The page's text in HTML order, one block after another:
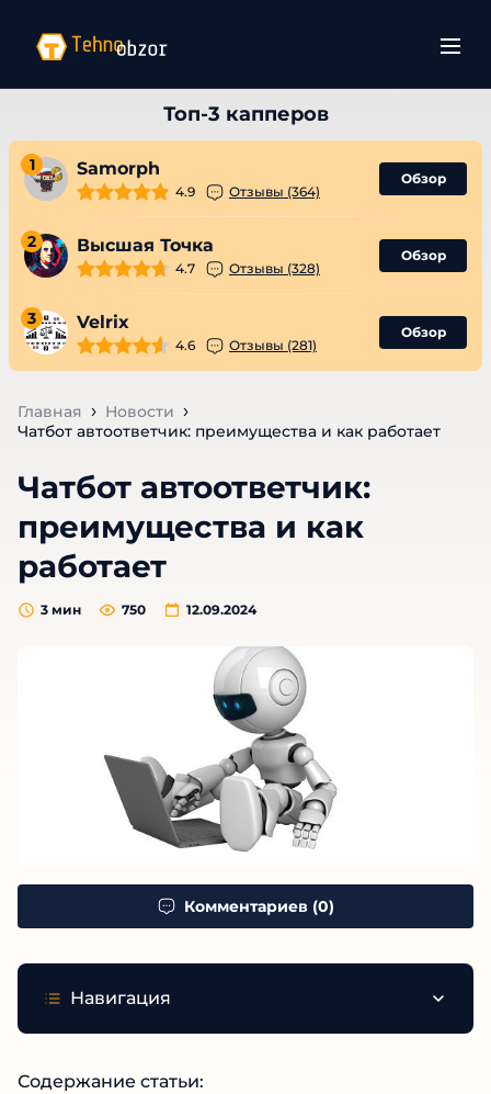
1 Samorph
4.9 Отзывы (364)
Обзор
2 Высшая Точка
4.7 Отзывы (328)
Обзор
3 Velrix
4.6 Отзывы (281)
Обзор
Главная
Новости
Чатбот автоответчик: преимущества и как работает
Чатбот автоответчик:
преимущества и как
работает
12.09.2024
3 мин 750
Комментариев (0)
Навигация
Содержание статьи: